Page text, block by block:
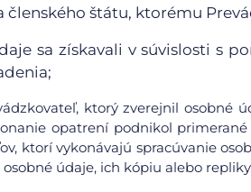
členského štátu, ktorému
sa získavali v súvislosti s
ktorý zverejnil osobné
opatrení podnikol
ktorí vykonávajú spracúvanie
údaje, ich kópiu alebo